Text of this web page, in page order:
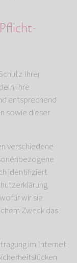
Pflicht­
Ihrer
Ihre
entsprechend
sowie dieser
verschiedene
identifiziert
wir sie
Zweck das
im Internet